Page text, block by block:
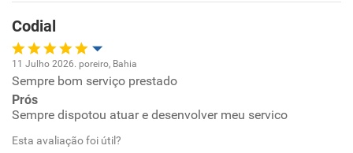
Recomenda esta empresa
Codial
Oportunidade de promoção
Ambiente de trabalho
11 Julho 2026. poreiro, Bahia
Sempre bom serviço prestado
Prós
Sempre dispotou atuar e desenvolver meu servico
Esta avaliação foi útil?